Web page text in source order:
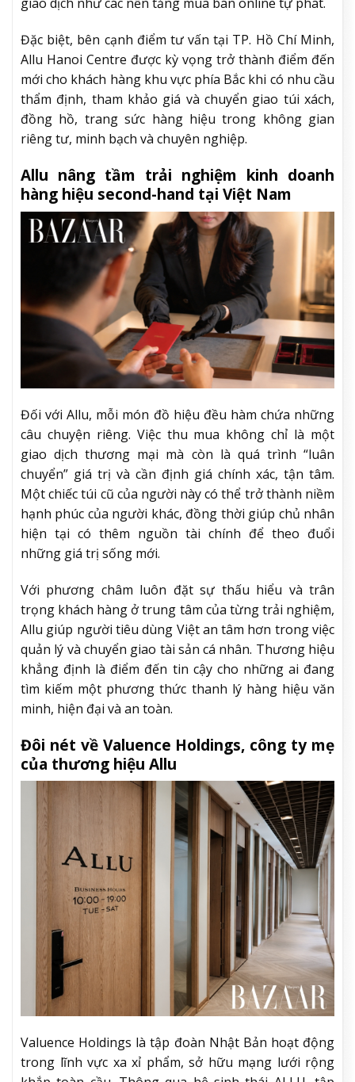
giao dịch như các nền tảng mua bán online tự phát.
Đặc biệt, bên cạnh điểm tư vấn tại TP. Hồ Chí Minh,
Allu Hanoi Centre được kỳ vọng trở thành điểm đến
mới cho khách hàng khu vực phía Bắc khi có nhu cầu
thẩm định, tham khảo giá và chuyển giao túi xách,
đồng hồ, trang sức hàng hiệu trong không gian
riêng tư, minh bạch và chuyên nghiệp.
Allu nâng tầm trải nghiệm kinh doanh
hàng hiệu second-hand tại Việt Nam
Đối với Allu, mỗi món đồ hiệu đều hàm chứa những
câu chuyện riêng. Việc thu mua không chỉ là một
giao dịch thương mại mà còn là quá trình “luân
chuyển” giá trị và cần định giá chính xác, tận tâm.
Một chiếc túi cũ của người này có thể trở thành niềm
hạnh phúc của người khác, đồng thời giúp chủ nhân
hiện tại có thêm nguồn tài chính để theo đuổi
những giá trị sống mới.
Với phương châm luôn đặt sự thấu hiểu và trân
trọng khách hàng ở trung tâm của từng trải nghiệm,
Allu giúp người tiêu dùng Việt an tâm hơn trong việc
quản lý và chuyển giao tài sản cá nhân. Thương hiệu
khẳng định là điểm đến tin cậy cho những ai đang
tìm kiếm một phương thức thanh lý hàng hiệu văn
minh, hiện đại và an toàn.
Đôi nét về Valuence Holdings, công ty mẹ
của thương hiệu Allu
Valuence Holdings là tập đoàn Nhật Bản hoạt động
trong lĩnh vực xa xỉ phẩm, sở hữu mạng lưới rộng